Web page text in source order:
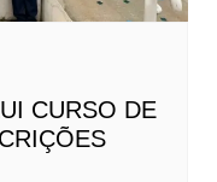
CURSO DE